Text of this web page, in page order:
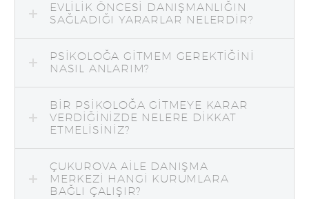
EVLILIK ÖNCESI DANIŞMANLIĞIN
SAĞLADIĞI YARARLAR NELERDIR?
PSIKOLOĞA GITMEM GEREKTIĞINI
NASIL ANLARIM?
BIR PSIKOLOĞA GITMEYE KARAR
VERDIĞINIZDE NELERE DIKKAT
ETMELISINIZ?
ÇUKUROVA AILE DANIŞMA
MERKEZI HANGI KURUMLARA
BAĞLI ÇALIŞIR?